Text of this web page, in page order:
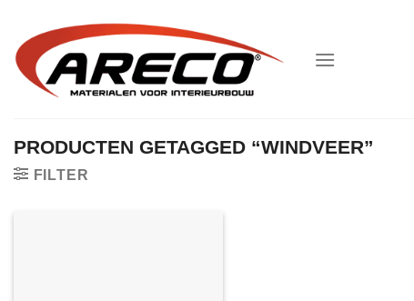
inhoud
PRODUCTEN GETAGGED “WINDVEER”
FILTER